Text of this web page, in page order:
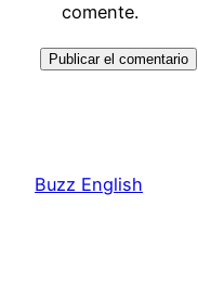
comente.
Buzz English